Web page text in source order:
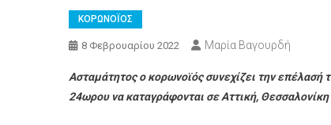
ΚΟΡΩΝΟΪΟΣ
8 Φεβρουαρίου 2022 Μαρία Βαγουρδή
Ασταμάτητος ο κορωνοϊός συνεχίζει την επέλασή
24ωρου να καταγράφονται σε Αττική, Θεσσαλονίκη